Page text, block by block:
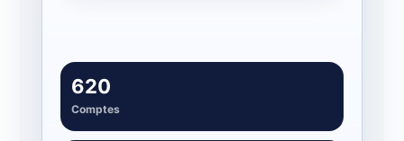
620
Comptes